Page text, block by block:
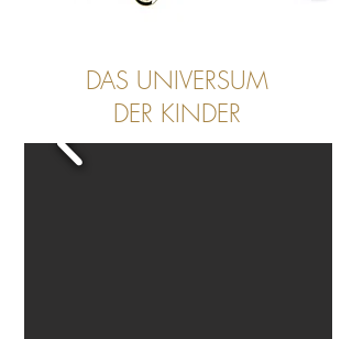
DAS UNIVERSUM
DER KINDER